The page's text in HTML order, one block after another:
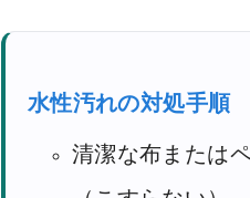
水性汚れの対処手順
清潔な布または